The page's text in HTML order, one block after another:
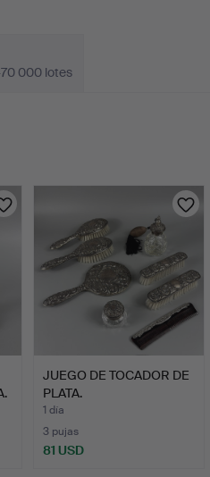
000 lotes
JUEGO DE TOCADOR DE
PLATA.
1 día
3 pujas
81 USD